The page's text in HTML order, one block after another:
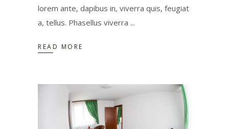
lorem ante, dapibus in, viverra quis, feugiat
a, tellus. Phasellus viverra
READ MORE